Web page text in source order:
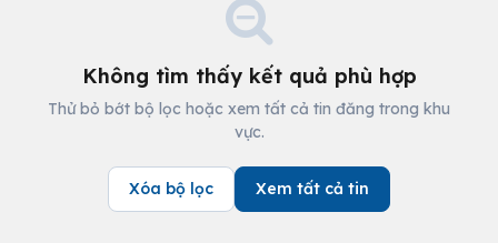
Không tìm thấy kết quả phù hợp
Thử bỏ bớt bộ lọc hoặc xem tất cả tin đăng trong khu
vực.
Xóa bộ lọc Xem tất cả tin